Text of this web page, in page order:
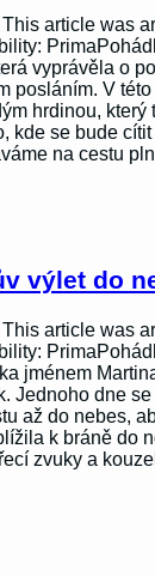
article was
vyprávěla o
posláním. V
hrdinou, který
kde se bude
na cestu
výlet do
article was
jménem
Jednoho dne
až do nebes,
k bráně do
zvuky a